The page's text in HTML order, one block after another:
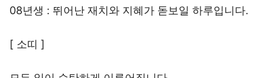
08년생 : 뛰어난 재치와 지혜가 돋보일 하루입니다.
[ 소띠 ]